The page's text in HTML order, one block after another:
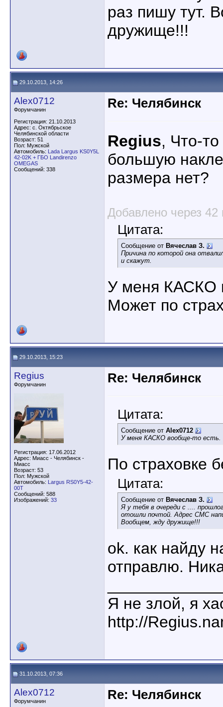
раз пишу тут.
дружище!!!
29.10.2013, 14:26
Alex0712
Форумчанин
Регистрация: 21.10.2013
Адрес: с. Октябрьское
Челябинской области
Возраст: 51
Пол: Мужской
Автомобиль: Lada Largus KS0Y5L
42-02K + ГБО Landirenzo
OMEGAS
Сообщений: 338
Re: Челябинск
Regius, Что-
большую
размера нет?
Добавлено через
Цитата:
Сообщение от Вячеслав З.
Причина по которой она
и скажут.
У меня КАСКО
Может по
29.10.2013, 15:23
Regius
Форумчанин
Регистрация: 17.06.2012
Адрес: Миасс - Челябинск -
Миасс
Возраст: 53
Пол: Мужской
Автомобиль: Largus RS0Y5-42-
00T
Сообщений: 588
Изображений: 33
Re: Челябинск
Цитата:
Сообщение от Alex0712
У меня КАСКО вообще-то есть.
По страховке
Цитата:
Сообщение от Вячеслав З.
Я у тебя в очереди с ....
отошли почтой. Адрес СМС
Вообщем, жду дружище!!!
ok. как найду
отправлю.
Я не злой, я
http://
31.10.2013, 07:36
Alex0712
Форумчанин
Re: Челябинск